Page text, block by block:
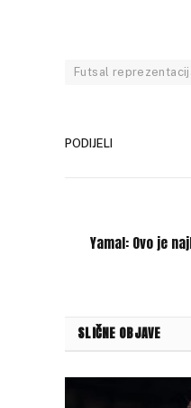
Futsal
PODIJELI
Yamal: Ovo je
SLIČNE OBJAVE